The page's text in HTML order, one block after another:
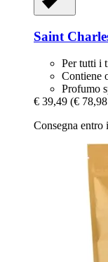
Saint
Per tutti i
Contiene
Profumo
€ 39,49 (€
Consegna entro